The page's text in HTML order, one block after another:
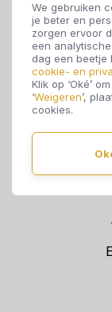
We gebruiken
je beter en
zorgen ervoor
een
dag een beetje
cookie- en
Klik op ‘Oké’
‘Weigeren’,
cookies.